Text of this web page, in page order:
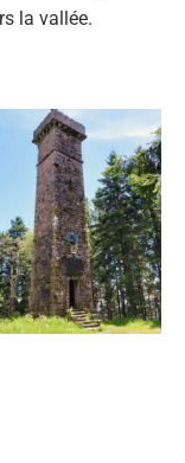
la vallée.